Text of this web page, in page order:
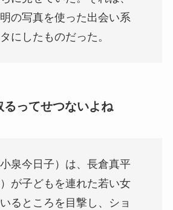
の写真を使った出会い系
にしたものだった。
ってせつないよね
泉今日子）は、長倉真平
）が子どもを連れた若い女
るところを目撃し、ショ